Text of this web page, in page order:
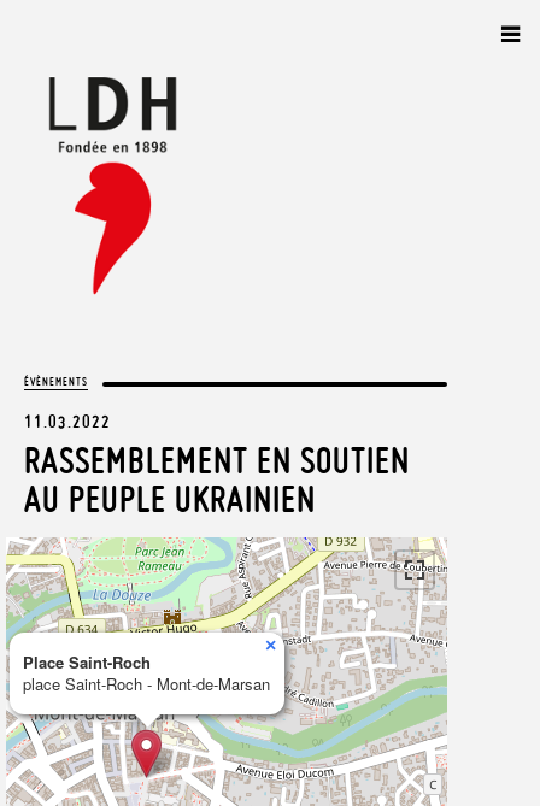
ÉVÈNEMENTS
11.03.2022
RASSEMBLEMENT EN SOUTIEN
AU PEUPLE UKRAINIEN
Place Saint-Roch
place Saint-Roch - Mont-de-Marsan
×